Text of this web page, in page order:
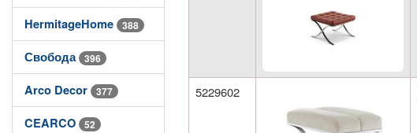
HermitageHome 388
Свобода 396
Arco Decor 377
CEARCO 52
5229602